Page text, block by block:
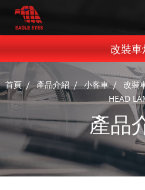
首頁 產品介紹 小客車 改裝
HEAD
產品
改裝車